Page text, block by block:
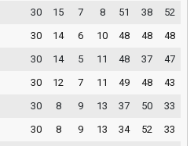
30 15 7 8 51 38
52
30 14 6 10 48 48
48
30 14 5 11 48 37
47
30 12 7 11 49 48
43
30 8 9 13 37 50
33
30 8 9 13 34 52
33